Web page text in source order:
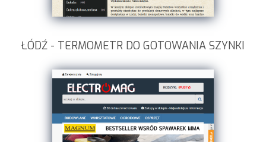
ŁÓDŹ - TERMOMETR DO GOTOWANIA SZYNKI